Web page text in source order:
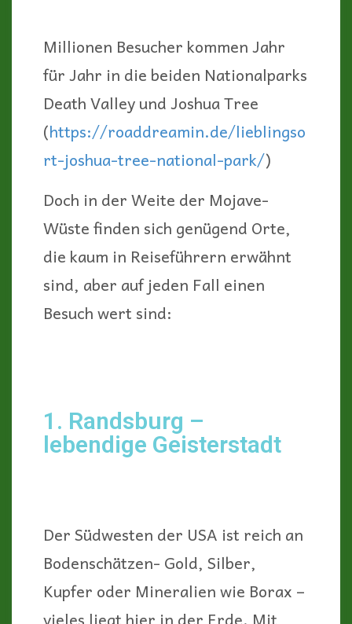
Millionen Besucher kommen Jahr
für Jahr in die beiden Nationalparks
Death Valley und Joshua Tree
(https://roaddreamin.de/lieblingso
rt-joshua-tree-national-park/)
Doch in der Weite der Mojave-
Wüste finden sich genügend Orte,
die kaum in Reiseführern erwähnt
sind, aber auf jeden Fall einen
Besuch wert sind:
1. Randsburg –
lebendige Geisterstadt
Der Südwesten der USA ist reich an
Bodenschätzen- Gold, Silber,
Kupfer oder Mineralien wie Borax –
vieles liegt hier in der Erde. Mit